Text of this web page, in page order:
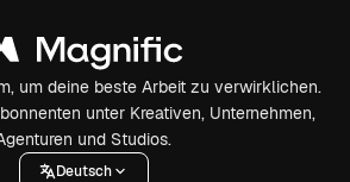
um deine beste Arbeit zu verwirklichen.
unter Kreativen, Unternehmen,
und Studios.
Deutsch